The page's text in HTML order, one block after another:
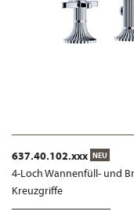
637.40.102.xxx NEU
4-Loch Wannenfüll- und
Kreuzgriffe